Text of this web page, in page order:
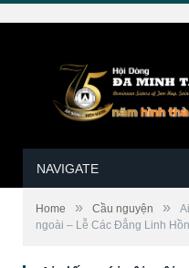
NAVIGATE
Home » Cầu nguyện »
ngoài – Lễ Các Đẳng Linh Hồn,